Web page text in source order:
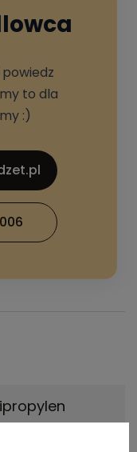
to dla
:)